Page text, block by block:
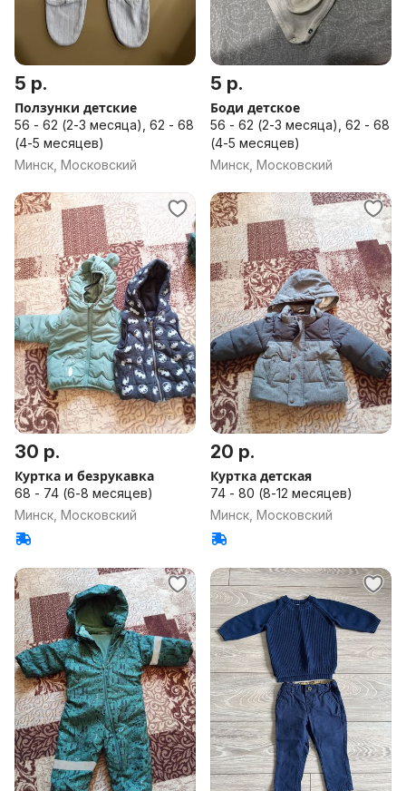
5 р.
Ползунки детские
56 - 62 (2-3 месяца), 62 - 68
(4-5 месяцев)
Минск, Московский
5 р.
Боди детское
56 - 62 (2-3 месяца), 62 - 68
(4-5 месяцев)
Минск, Московский
30 р.
Куртка и безрукавка
68 - 74 (6-8 месяцев)
Минск, Московский
20 р.
Куртка детская
74 - 80 (8-12 месяцев)
Минск, Московский